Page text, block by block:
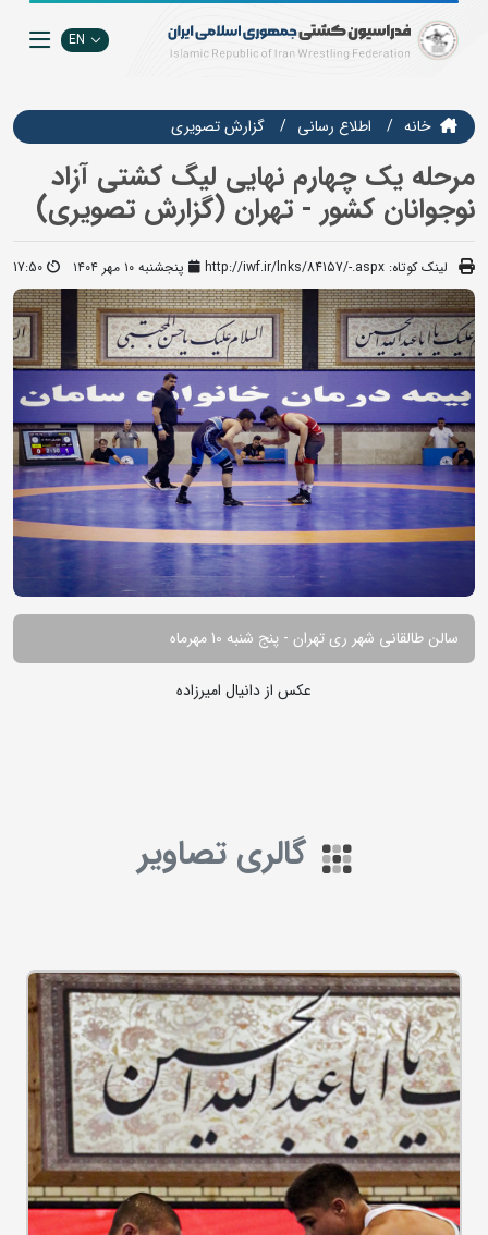
EN
خانه اطلاع رسانی گزارش تصويري
مرحله یک چهارم نهایی لیگ کشتی آزاد
نوجوانان کشور - تهران (گزارش تصویری)
لینک کوتاه: http://iwf.ir/lnks/84157/-.aspx پنجشنبه ۱۰ مهر ۱۴۰۴ 17:50
سالن طالقانی شهر ری تهران - پنج شنبه 10 مهرماه
عکس از دانیال امیرزاده
گالری تصاویر